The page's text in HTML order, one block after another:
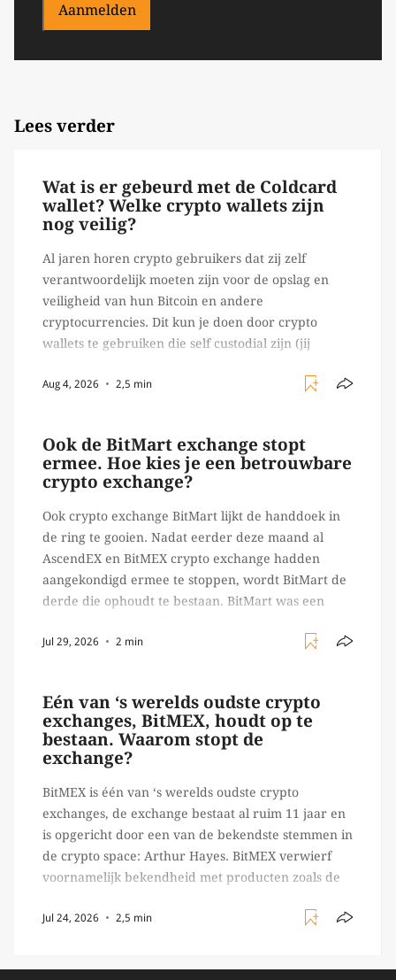
Aanmelden
Lees verder
Wat is er gebeurd met de Coldcard
wallet? Welke crypto wallets zijn
nog veilig?
Al jaren horen crypto gebruikers dat zij zelf
verantwoordelijk moeten zijn voor de opslag en
veiligheid van hun Bitcoin en andere
cryptocurrencies. Dit kun je doen door crypto
wallets te gebruiken die self custodial zijn (jij
Ledger of Trezor bijvoorbeeld. Echter, op 29 juli
Aug 4, 2026 2,5 min
Ook de BitMart exchange stopt
ermee. Hoe kies je een betrouwbare
crypto exchange?
Ook crypto exchange BitMart lijkt de handdoek in
de ring te gooien. Nadat eerder deze maand al
AscendEX en BitMEX crypto exchange hadden
aangekondigd ermee te stoppen, wordt BitMart de
derde die ophoudt te bestaan. BitMart was een
crypto handelaren terecht konden om te handelen
Jul 29, 2026 2 min
Eén van ‘s werelds oudste crypto
exchanges, BitMEX, houdt op te
bestaan. Waarom stopt de
exchange?
BitMEX is één van ‘s werelds oudste crypto
exchanges, de exchange bestaat al ruim 11 jaar en
is opgericht door een van de bekendste stemmen in
de crypto space: Arthur Hayes. BitMEX verwierf
voornamelijk bekendheid met producten zoals de
exchange vooral bekend om het brede aanbod in
Jul 24, 2026 2,5 min